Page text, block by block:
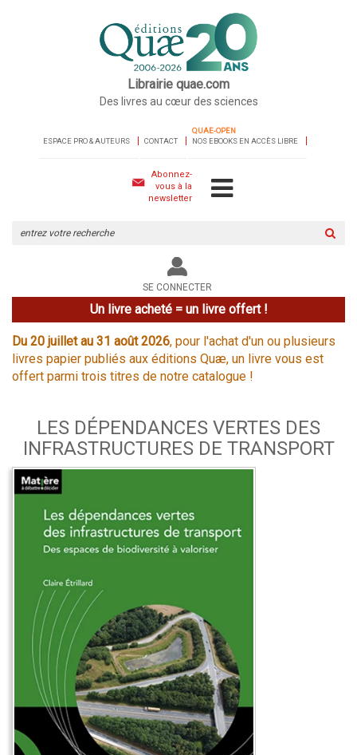
Librairie quae.com
Des livres au cœur des sciences
ESPACE PRO & AUTEURS CONTACT
QUAE-OPEN
NOS EBOOKS EN ACCÈS LIBRE
Abonnez-
vous à la
newsletter
le
site
SE CONNECTER
Un livre acheté = un livre offert !
Du 20 juillet au 31 août 2026, pour l'achat d'un ou plusieurs
livres papier publiés aux éditions Quæ, un livre vous est
offert parmi trois titres de notre catalogue !
LES DÉPENDANCES VERTES DES
INFRASTRUCTURES DE TRANSPORT